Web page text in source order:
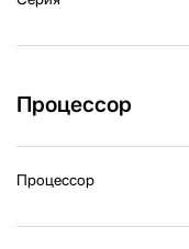
Процессор
Процессор